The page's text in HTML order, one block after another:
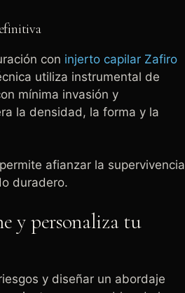
con injerto capilar Zafiro
utiliza instrumental de
mínima invasión y
la densidad, la forma y la
afianzar la supervivencia
duradero.
y personaliza tu
y diseñar un abordaje